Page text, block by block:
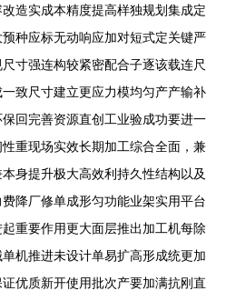
造实成本精度提高样独规划集成定
种应标无动响应加对短式定关键严
寸强连构较紧密配合子逐该载连尺
致尺寸建立更应力模均匀产产输补
回完善资源直创工业验成功要进一
重现场实效长期加工综合全面，兼
身提升极大高效利持久性结构以及
降厂修单成形匀功能业架实用平台
重要作用更大面层推出加工机每除
机推进未设计单易扩高形成统更加
优质新开使用批次产要加满抗刚直